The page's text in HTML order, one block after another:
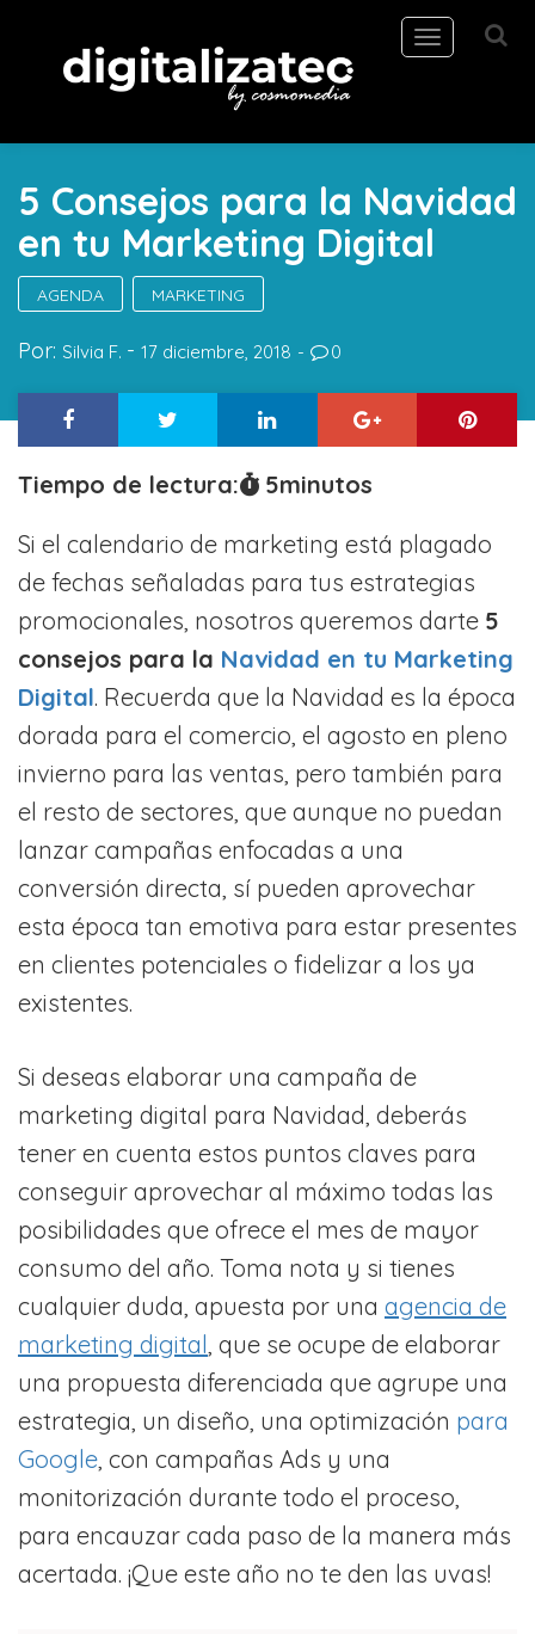
Toggle
navigation
5 Consejos para la Navidad
en tu Marketing Digital
AGENDA MARKETING
Por: Silvia F. 17 diciembre, 2018 0
Tiempo de lectura: 5minutos
Si el calendario de marketing está plagado
de fechas señaladas para tus estrategias
promocionales, nosotros queremos darte 5
consejos para la Navidad en tu Marketing
Digital. Recuerda que la Navidad es la época
dorada para el comercio, el agosto en pleno
invierno para las ventas, pero también para
el resto de sectores, que aunque no puedan
lanzar campañas enfocadas a una
conversión directa, sí pueden aprovechar
esta época tan emotiva para estar presentes
en clientes potenciales o fidelizar a los ya
existentes.
Si deseas elaborar una campaña de
marketing digital para Navidad, deberás
tener en cuenta estos puntos claves para
conseguir aprovechar al máximo todas las
posibilidades que ofrece el mes de mayor
consumo del año. Toma nota y si tienes
cualquier duda, apuesta por una agencia de
marketing digital , que se ocupe de elaborar
una propuesta diferenciada que agrupe una
estrategia, un diseño, una optimización para
Google , con campañas Ads y una
monitorización durante todo el proceso,
para encauzar cada paso de la manera más
acertada. ¡Que este año no te den las uvas!